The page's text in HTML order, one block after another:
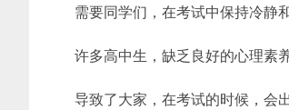
需要同学们，在考试中保持冷静和
许多高中生，缺乏良好的心理素养
导致了大家，在考试的时候，会